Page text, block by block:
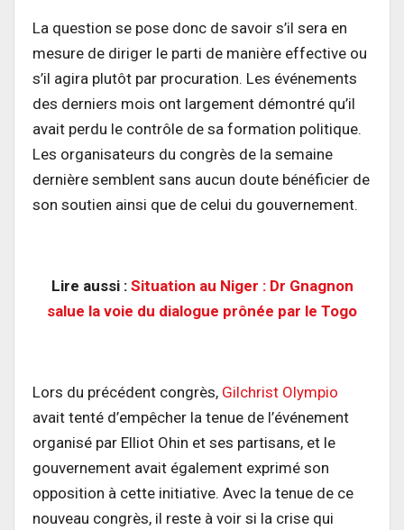
La question se pose donc de savoir s’il sera en
mesure de diriger le parti de manière effective ou
s’il agira plutôt par procuration. Les événements
des derniers mois ont largement démontré qu’il
avait perdu le contrôle de sa formation politique.
Les organisateurs du congrès de la semaine
dernière semblent sans aucun doute bénéficier de
son soutien ainsi que de celui du gouvernement.
Lire aussi : Situation au Niger : Dr Gnagnon
salue la voie du dialogue prônée par le Togo
Lors du précédent congrès, Gilchrist Olympio
avait tenté d’empêcher la tenue de l’événement
organisé par Elliot Ohin et ses partisans, et le
gouvernement avait également exprimé son
opposition à cette initiative. Avec la tenue de ce
nouveau congrès, il reste à voir si la crise qui